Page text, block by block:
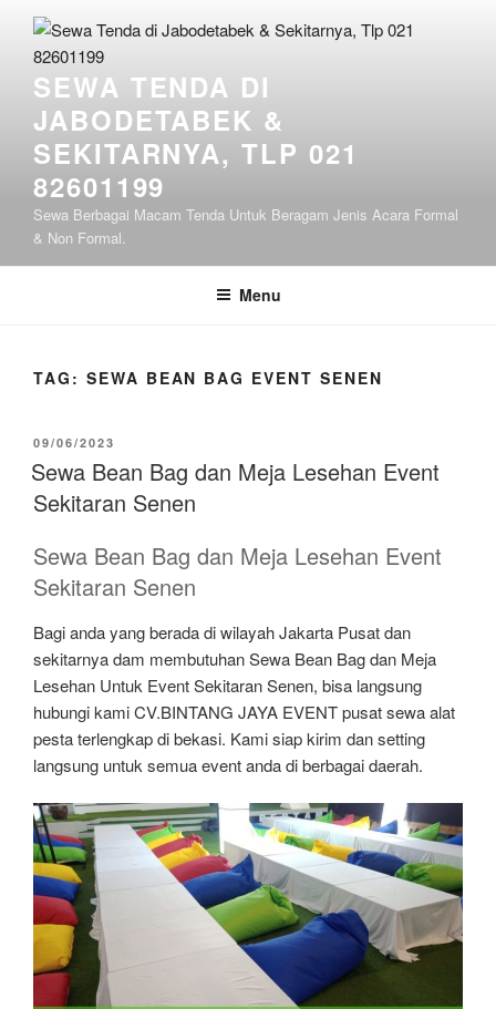
Lompat
konten
SEWA TENDA DI
JABODETABEK &
SEKITARNYA, TLP 021
82601199
Sewa Berbagai Macam Tenda Untuk Beragam Jenis Acara Formal
& Non Formal.
Menu
TAG: SEWA BEAN BAG EVENT SENEN
DIPOSKAN
PADA
09/06/2023
Sewa Bean Bag dan Meja Lesehan Event
Sekitaran Senen
Sewa Bean Bag dan Meja Lesehan Event
Sekitaran Senen
Bagi anda yang berada di wilayah Jakarta Pusat dan
sekitarnya dam membutuhan Sewa Bean Bag dan Meja
Lesehan Untuk Event Sekitaran Senen, bisa langsung
hubungi kami CV.BINTANG JAYA EVENT pusat sewa alat
pesta terlengkap di bekasi. Kami siap kirim dan setting
langsung untuk semua event anda di berbagai daerah.